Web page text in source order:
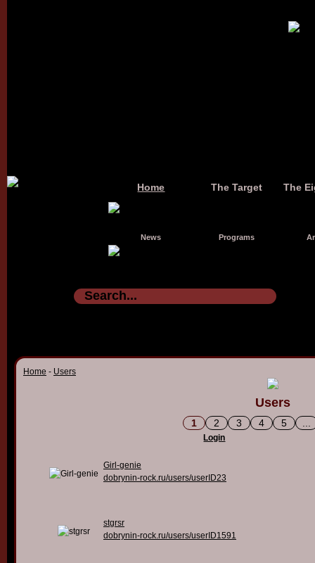
Home The Target The
News Programs
Home - Users
Users
1 2 3 4 5
Login
Girl-genie
dobrynin-rock.ru/users/userID23
stgrsr
dobrynin-rock.ru/users/userID1591